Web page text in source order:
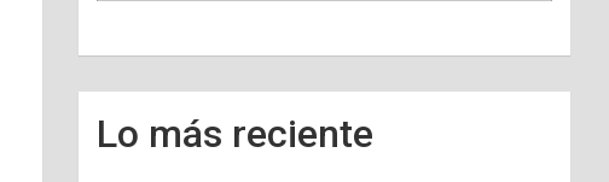
Lo más reciente